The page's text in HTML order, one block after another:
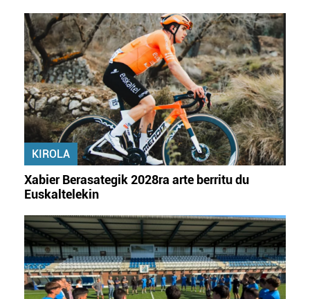
KIROLA
Xabier Berasategik 2028ra arte berritu du
Euskaltelekin